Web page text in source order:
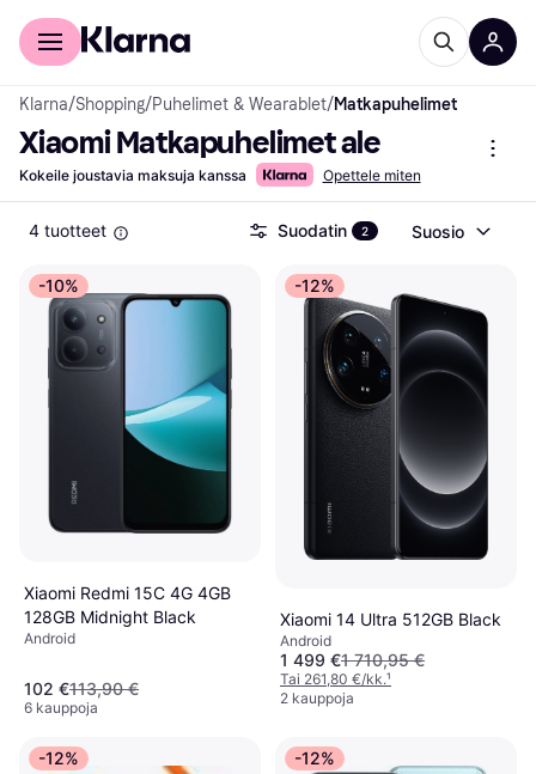
Kuluttajille
Klarna/Shopping/Puhelimet & Wearablet/Matkapuhelimet
Xiaomi Matkapuhelimet ale
Kokeile joustavia maksuja kanssa Opettele miten
4 tuotteet Suodatin 2 Suosio
-10%
Xiaomi Redmi 15C 4G 4GB
128GB Midnight Black
Android
102 €113,90 €
6 kauppoja
-12%
Xiaomi 14 Ultra 512GB Black
Android
1 499 €1 710,95 €
Tai 261,80 €/kk.¹
2 kauppoja
-12% -12%